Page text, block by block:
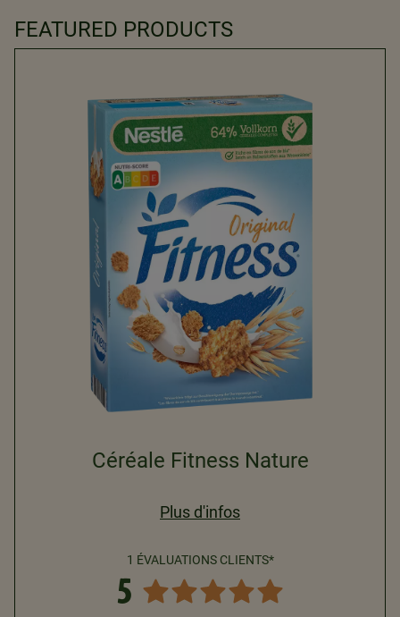
FEATURED PRODUCTS
Céréale Fitness Nature
Plus d'infos
1 ÉVALUATIONS CLIENTS*
5